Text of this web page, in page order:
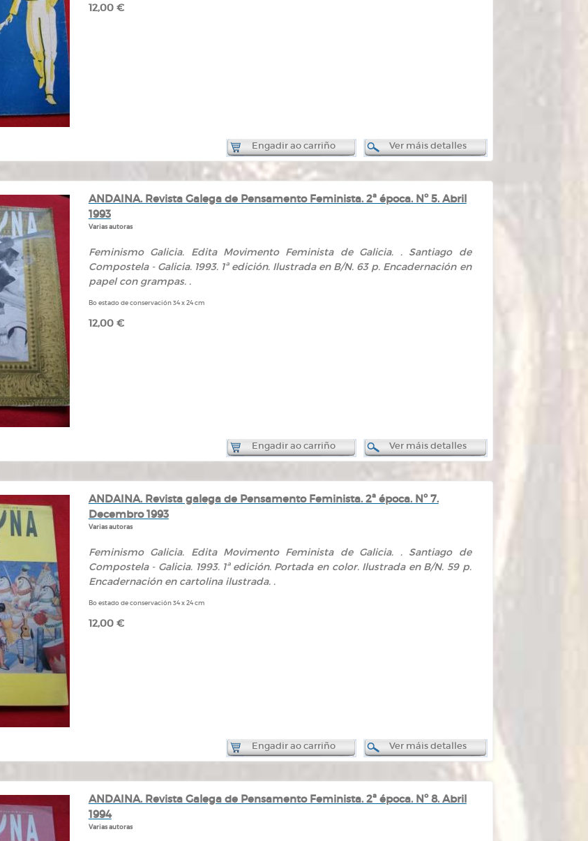
12,00 €
Engadir ao carriño Ver máis detalles
ANDAINA. Revista Galega de Pensamento Feminista. 2ª época. Nº 5. Abril
1993
Varias autoras
Feminismo Galicia. Edita Movimento Feminista de Galicia. . Santiago de
Compostela - Galicia. 1993. 1ª edición. Ilustrada en B/N. 63 p. Encadernación en
papel con grampas. .
Bo estado de conservación 34 x 24 cm
12,00 €
Engadir ao carriño Ver máis detalles
ANDAINA. Revista galega de Pensamento Feminista. 2ª época. Nº 7.
Decembro 1993
Varias autoras
Feminismo Galicia. Edita Movimento Feminista de Galicia. . Santiago de
Compostela - Galicia. 1993. 1ª edición. Portada en color. Ilustrada en B/N. 59 p.
Encadernación en cartolina ilustrada. .
Bo estado de conservación 34 x 24 cm
12,00 €
Engadir ao carriño Ver máis detalles
ANDAINA. Revista Galega de Pensamento Feminista. 2ª época. Nº 8. Abril
1994
Varias autoras